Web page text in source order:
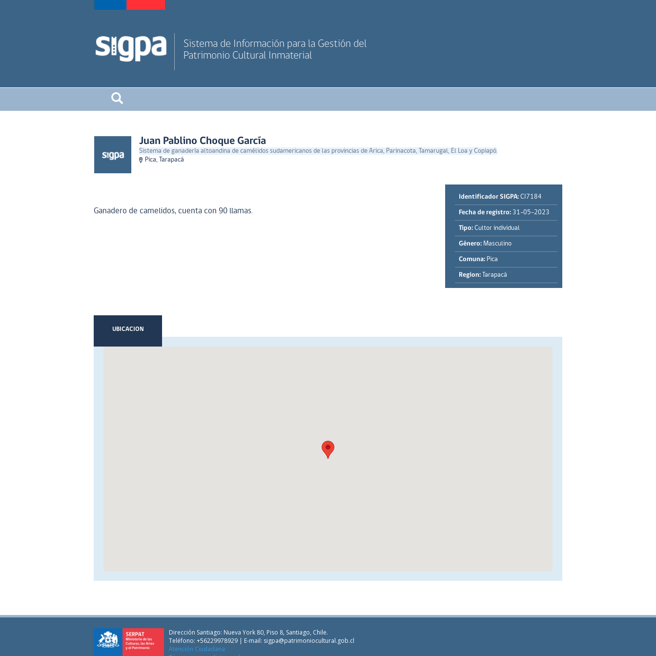
Sistema de Información para la Gestión del
Patrimonio Cultural Inmaterial
Juan Pablino Choque García
Sistema de ganadería altoandina de camélidos sudamericanos de las provincias de Arica, Parinacota, Tamarugal, El Loa y Copiapó.
Pica, Tarapacá
Ganadero de camelidos, cuenta con 90 llamas.
Identificador SIGPA: CI7184
Fecha de registro: 31-05-2023
Tipo: Cultor individual
Género: Masculino
Comuna: Pica
Region: Tarapacá
UBICACION
Dirección Santiago: Nueva York 80, Piso 8, Santiago, Chile.
Teléfono: +56229978929 | E-mail: sigpa@patrimoniocultural.gob.cl
Atención Ciudadana